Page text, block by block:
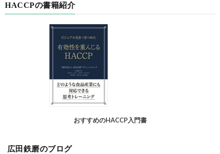
HACCPの書籍紹介
おすすめのHACCP入門書
広田鉄磨のブログ